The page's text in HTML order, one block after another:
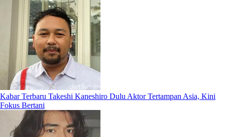
Kabar Terbaru Takeshi Kaneshiro Dulu Aktor Tertampan Asia, Kini
Fokus Bertani